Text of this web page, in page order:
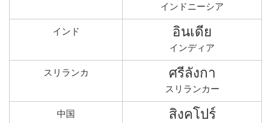
インドニーシア
インド อินเดีย
インディア
スリランカ ศรีลังกา
スリランカー
中国 สิงคโปร์